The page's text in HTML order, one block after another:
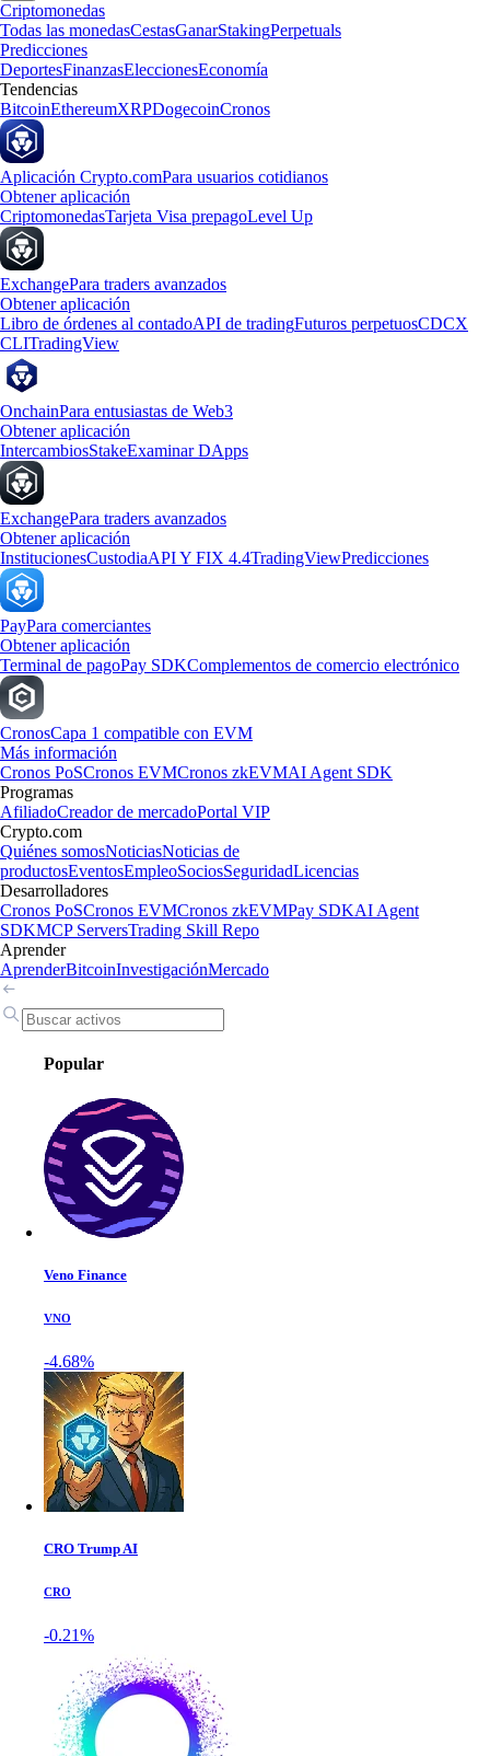
Criptomonedas
Todas las monedasCestasGanarStakingPerpetuals
Predicciones
DeportesFinanzasEleccionesEconomía
Tendencias
BitcoinEthereumXRPDogecoinCronos
Aplicación Crypto.comPara usuarios cotidianos
Obtener aplicación
CriptomonedasTarjeta Visa prepagoLevel Up
ExchangePara traders avanzados
Obtener aplicación
Libro de órdenes al contadoAPI de tradingFuturos perpetuosCDCX
CLITradingView
OnchainPara entusiastas de Web3
Obtener aplicación
IntercambiosStakeExaminar DApps
ExchangePara traders avanzados
Obtener aplicación
InstitucionesCustodiaAPI Y FIX 4.4TradingViewPredicciones
PayPara comerciantes
Obtener aplicación
Terminal de pagoPay SDKComplementos de comercio electrónico
CronosCapa 1 compatible con EVM
Más información
Cronos PoSCronos EVMCronos zkEVMAI Agent SDK
Programas
AfiliadoCreador de mercadoPortal VIP
Crypto.com
Quiénes somosNoticiasNoticias de
productosEventosEmpleoSociosSeguridadLicencias
Desarrolladores
Cronos PoSCronos EVMCronos zkEVMPay SDKAI Agent
SDKMCP ServersTrading Skill Repo
Aprender
AprenderBitcoinInvestigaciónMercado
Popular
Veno Finance
VNO
-4.68%
CRO Trump AI
CRO
-0.21%